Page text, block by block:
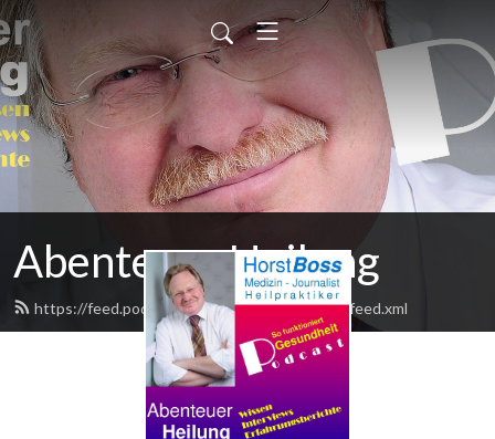
Abenteuer Heilung
https://feed.podbean.com/abenteuerheilung/feed.xml